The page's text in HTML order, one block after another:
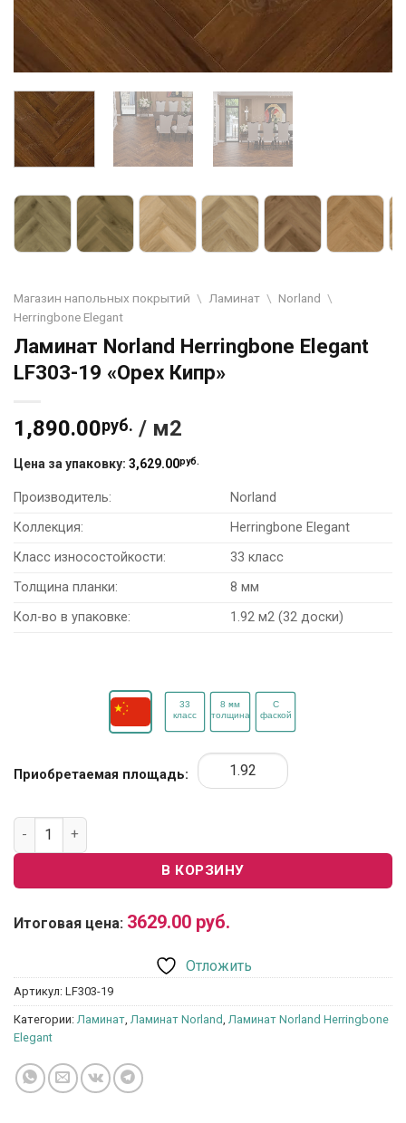
Магазин напольных покрытий \ Ламинат \ Norland \
Herringbone Elegant
Ламинат Norland Herringbone Elegant
LF303-19 «Орех Кипр»
1,890.00руб. / м2
Цена за упаковку: 3,629.00руб.
Производитель:
Norland
Коллекция:
Herringbone Elegant
Класс износостойкости:
33 класс
Толщина планки:
8 мм
Кол-во в упаковке:
1.92 м2 (32 доски)
Приобретаемая площадь:
Количество товара Ламинат Norland Herringbone Elegant
В КОРЗИНУ
Итоговая цена: 3629.00 руб.
Отложить
Артикул: LF303-19
Категории: Ламинат, Ламинат Norland, Ламинат Norland Herringbone
Elegant